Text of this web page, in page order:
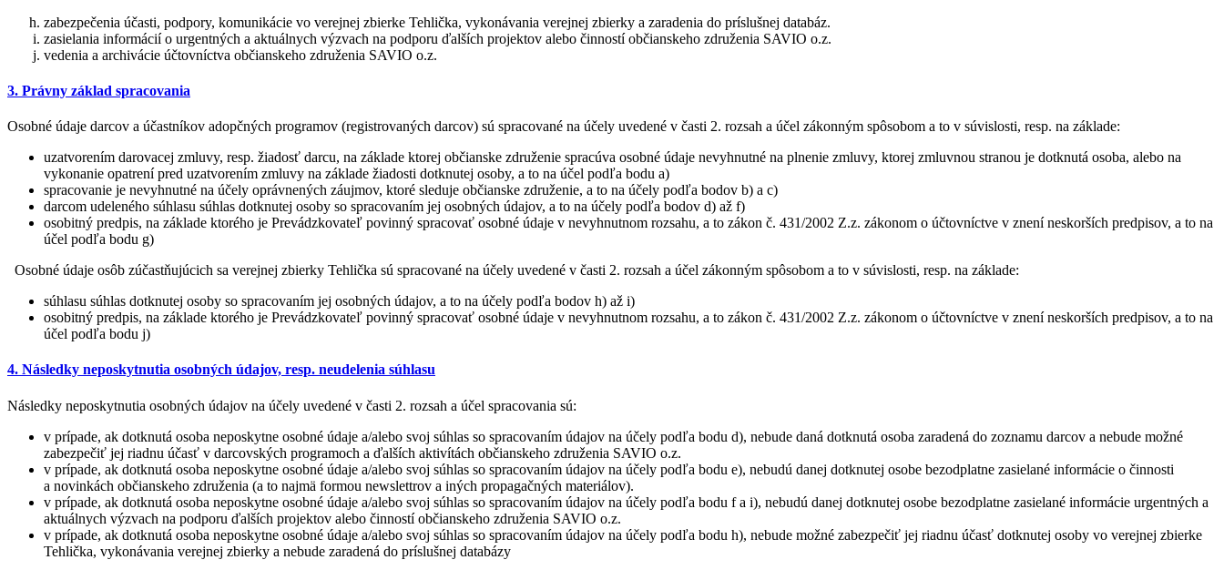
zabezpečenia účasti, podpory, komunikácie vo verejnej zbierke Tehlička, vykonávania verejnej zbierky a zaradenia do príslušnej databáz.
zasielania informácií o urgentných a aktuálnych výzvach na podporu ďalších projektov alebo činností občianskeho združenia SAVIO o.z.
vedenia a archivácie účtovníctva občianskeho združenia SAVIO o.z.
3. Právny základ spracovania
Osobné údaje darcov a účastníkov adopčných programov (registrovaných darcov) sú spracované na účely uvedené v časti 2. rozsah a účel zákonným spôsobom a to v súvislosti, resp. na základe:
uzatvorením darovacej zmluvy, resp. žiadosť darcu, na základe ktorej občianske združenie spracúva osobné údaje nevyhnutné na plnenie zmluvy, ktorej zmluvnou stranou je dotknutá osoba, alebo na
vykonanie opatrení pred uzatvorením zmluvy na základe žiadosti dotknutej osoby, a to na účel podľa bodu a)
spracovanie je nevyhnutné na účely oprávnených záujmov, ktoré sleduje občianske združenie, a to na účely podľa bodov b) a c)
darcom udeleného súhlasu súhlas dotknutej osoby so spracovaním jej osobných údajov, a to na účely podľa bodov d) až f)
osobitný predpis, na základe ktorého je Prevádzkovateľ povinný spracovať osobné údaje v nevyhnutnom rozsahu, a to zákon č. 431/2002 Z.z. zákonom o účtovníctve v znení neskorších predpisov, a to na
účel podľa bodu g)
Osobné údaje osôb zúčastňujúcich sa verejnej zbierky Tehlička sú spracované na účely uvedené v časti 2. rozsah a účel zákonným spôsobom a to v súvislosti, resp. na základe:
súhlasu súhlas dotknutej osoby so spracovaním jej osobných údajov, a to na účely podľa bodov h) až i)
osobitný predpis, na základe ktorého je Prevádzkovateľ povinný spracovať osobné údaje v nevyhnutnom rozsahu, a to zákon č. 431/2002 Z.z. zákonom o účtovníctve v znení neskorších predpisov, a to na
účel podľa bodu j)
4. Následky neposkytnutia osobných údajov, resp. neudelenia súhlasu
Následky neposkytnutia osobných údajov na účely uvedené v časti 2. rozsah a účel spracovania sú:
v prípade, ak dotknutá osoba neposkytne osobné údaje a/alebo svoj súhlas so spracovaním údajov na účely podľa bodu d), nebude daná dotknutá osoba zaradená do zoznamu darcov a nebude možné
zabezpečiť jej riadnu účasť v darcovských programoch a ďalších aktivítách občianskeho združenia SAVIO o.z.
v prípade, ak dotknutá osoba neposkytne osobné údaje a/alebo svoj súhlas so spracovaním údajov na účely podľa bodu e), nebudú danej dotknutej osobe bezodplatne zasielané informácie o činnosti
a novinkách občianskeho združenia (a to najmä formou newslettrov a iných propagačných materiálov).
v prípade, ak dotknutá osoba neposkytne osobné údaje a/alebo svoj súhlas so spracovaním údajov na účely podľa bodu f a i), nebudú danej dotknutej osobe bezodplatne zasielané informácie urgentných a
aktuálnych výzvach na podporu ďalších projektov alebo činností občianskeho združenia SAVIO o.z.
v prípade, ak dotknutá osoba neposkytne osobné údaje a/alebo svoj súhlas so spracovaním údajov na účely podľa bodu h), nebude možné zabezpečiť jej riadnu účasť dotknutej osoby vo verejnej zbierke
Tehlička, vykonávania verejnej zbierky a nebude zaradená do príslušnej databázy